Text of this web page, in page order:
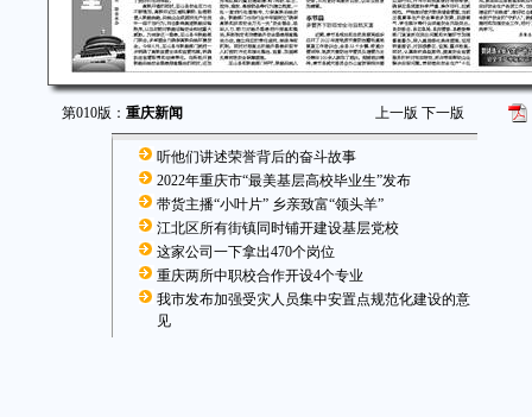
第010版： 重庆新闻 上一版 下一版
听他们讲述荣誉背后的奋斗故事
2022年重庆市“最美基层高校毕业生”发布
带货主播“小叶片” 乡亲致富“领头羊”
江北区所有街镇同时铺开建设基层党校
这家公司一下拿出470个岗位
重庆两所中职校合作开设4个专业
我市发布加强受灾人员集中安置点规范化建设的意
见